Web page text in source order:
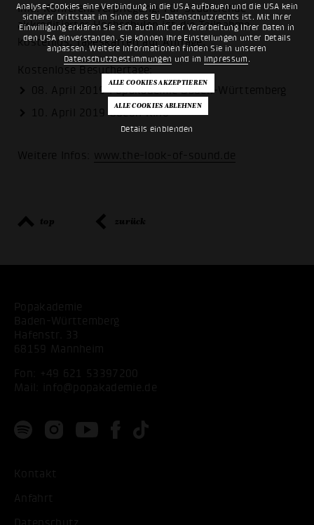
Analyse-Cookies eine Verbindung in die USA aufbauen und die USA kein
sicherer Drittstaat im Sinne des EU-Datenschutzrechts ist. Mit Ihrer
Einwilligung erklären Sie sich auch mit der Verarbeitung Ihrer Daten in
den USA einverstanden. Sie können Ihre Einstellungen unter Details
anpassen. Weitere Informationen finden Sie in unseren
Datenschutzbestimmungen und im Impressum .
Details einblenden
inkl. Konferenzverpflegung. Für Studierende
akkreditierter Hochschulen ist die Teilnahme
kostenlos. Tageskarten auf Anfrage.
Kostenlose Besuchertage:
08. April 2019 Popakademie Baden-Württemberg
10. April 2019 Odeon Kino
Weitere Infos: www.the-look-of-sound.de
top zurück
Popakademie
Baden-Württemberg
Hafenstr. 33
68159 Mannheim
Fon:
+49 621 53397200
Mail:
info@popakademie.de
Kontakt
Anfahrt